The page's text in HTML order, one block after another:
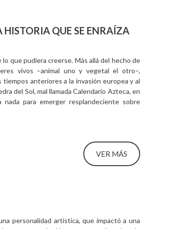
HISTORIA QUE SE ENRAÍZA
que pudiera creerse. Más allá del hecho de
vivos –animal uno y vegetal el otro–,
anteriores a la invasión europea y al
del Sol, mal llamada Calendario Azteca, en
para emerger resplandeciente sobre
VER MÁS
personalidad artística, que impactó a una